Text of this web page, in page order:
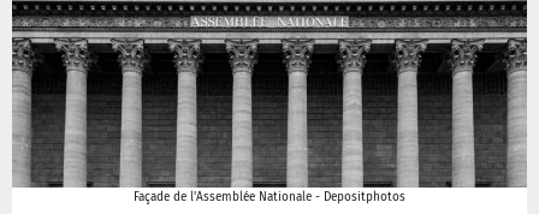
Façade de l'Assemblée Nationale - Depositphotos